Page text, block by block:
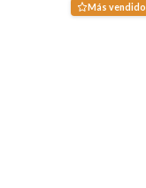
Más vendido